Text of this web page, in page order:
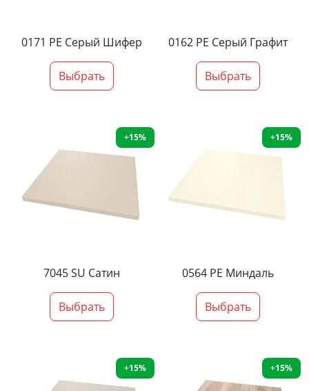
0171 PE Серый Шифер
Выбрать
0162 PE Серый Графит
Выбрать
+15%
7045 SU Сатин
Выбрать
+15%
0564 PE Миндаль
Выбрать
+15% +15%